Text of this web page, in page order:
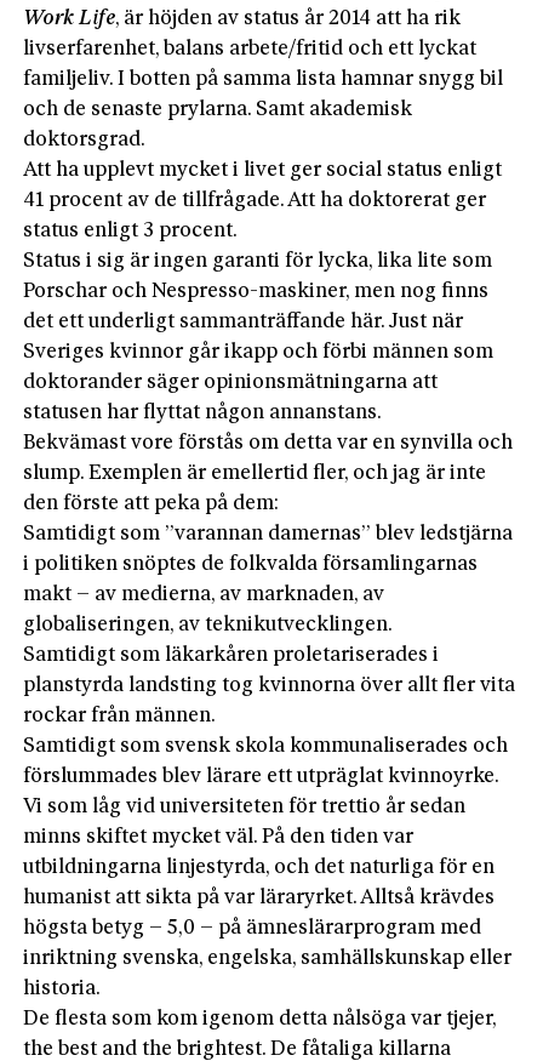
Work Life, är höjden av status år 2014 att ha rik
livserfarenhet, balans arbete/fritid och ett lyckat
familjeliv. I botten på samma lista hamnar snygg bil
och de senaste prylarna. Samt akademisk
doktorsgrad.
Att ha upplevt mycket i livet ger social status enligt
41 procent av de tillfrågade. Att ha doktorerat ger
status enligt 3 procent.
Status i sig är ingen garanti för lycka, lika lite som
Porschar och Nespresso-maskiner, men nog finns
det ett underligt sammanträffande här. Just när
Sveriges kvinnor går ikapp och förbi männen som
doktorander säger opinionsmätningarna att
statusen har flyttat någon annanstans.
Bekvämast vore förstås om detta var en synvilla och
slump. Exemplen är emellertid fler, och jag är inte
den förste att peka på dem:
Samtidigt som ”varannan damernas” blev ledstjärna
i politiken snöptes de folkvalda församlingarnas
makt – av medierna, av marknaden, av
globaliseringen, av teknikutvecklingen.
Samtidigt som läkarkåren proletariserades i
planstyrda landsting tog kvinnorna över allt fler vita
rockar från männen.
Samtidigt som svensk skola kommunaliserades och
förslummades blev lärare ett utpräglat kvinnoyrke.
Vi som låg vid universiteten för trettio år sedan
minns skiftet mycket väl. På den tiden var
utbildningarna linjestyrda, och det naturliga för en
humanist att sikta på var läraryrket. Alltså krävdes
högsta betyg – 5,0 – på ämneslärarprogram med
inriktning svenska, engelska, samhällskunskap eller
historia.
De flesta som kom igenom detta nålsöga var tjejer,
the best and the brightest. De fåtaliga killarna